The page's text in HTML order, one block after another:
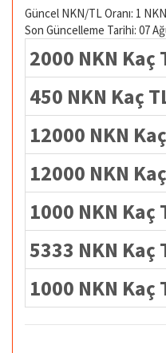
Güncel NKN/TL Oranı: 1
Son Güncelleme Tarihi: 07
2000 NKN Kaç
450 NKN Kaç
12000 NKN
12000 NKN
1000 NKN Kaç
5333 NKN Kaç
1000 NKN Kaç